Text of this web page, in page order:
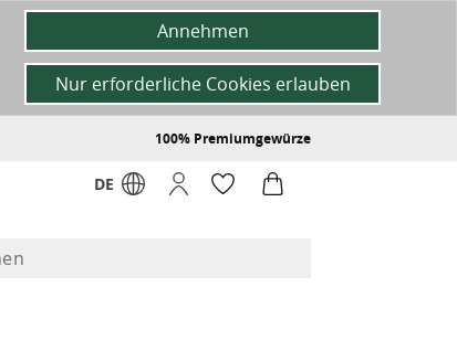
100% Premiumgewürze
DE
Annehmen
Nur erforderliche Cookies erlauben